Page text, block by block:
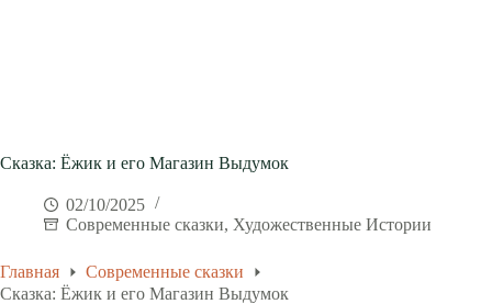
Сказка: Ёжик и его Магазин Выдумок
02/10/2025
Современные сказки, Художественные Истории
Главная
Современные сказки
Сказка: Ёжик и его Магазин Выдумок